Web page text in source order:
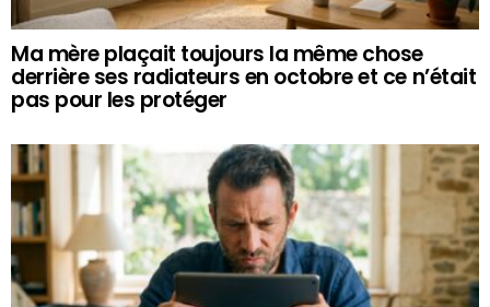
Ma mère plaçait toujours la même chose
derrière ses radiateurs en octobre et ce n’était
pas pour les protéger